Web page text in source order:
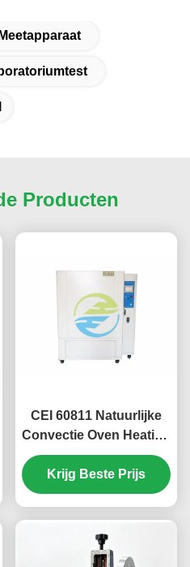
Producten
CEI 60811 Natuurlijke
Convectie Oven Heating
Chamber 8-20
Luchtveranderingen per
Uur
Krijg Beste Prijs